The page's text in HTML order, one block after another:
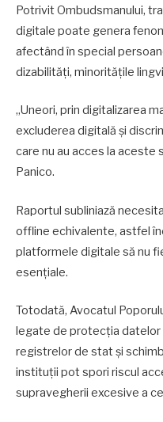
Potrivit Ombudsmanului,
digitale poate genera
afectând în special
dizabilități, minoritățile
„Uneori, prin digitalizarea
excluderea digitală și
care nu au acces la aceste
Panico.
Raportul subliniază
offline echivalente, astfel
platformele digitale să nu
esențiale.
Totodată, Avocatul
legate de protecția datelor
registrelor de stat și
instituții pot spori riscul
supravegherii excesive a